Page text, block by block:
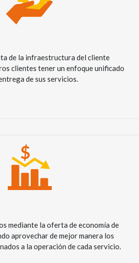
de la infraestructura del cliente
clientes tener un enfoque unificado
de sus servicios.
mediante la oferta de economía de
aprovechar de mejor manera los
a la operación de cada servicio.